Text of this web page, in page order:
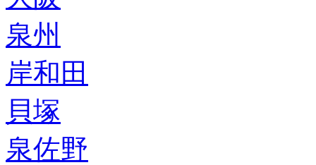
泉州
岸和田
貝塚
泉佐野